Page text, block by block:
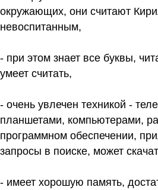
окружающих, они считают
невоспитанным,
- при этом знает все буквы,
умеет считать,
- очень увлечен техникой -
планшетами, компьютерами,
программном обеспечении,
запросы в поиске, может
- имеет хорошую память,